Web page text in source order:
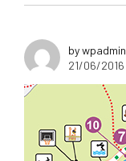
by wpadmin
21/06/2016